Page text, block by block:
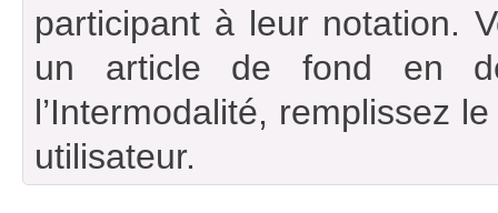
participant à leur notation.
un article de fond en
l’Intermodalité, remplissez
utilisateur.